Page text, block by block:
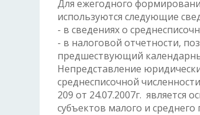
Для ежегодного
используются следующие
- в сведениях о
- в налоговой отчетности,
предшествующий
Непредставление
среднесписочной
209 от 24.07.2007г. является
субъектов малого и